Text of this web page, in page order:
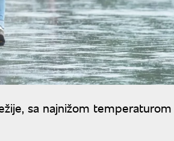
sa najnižom temperaturom